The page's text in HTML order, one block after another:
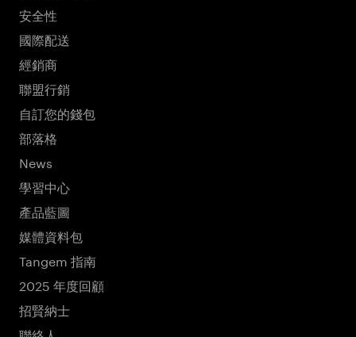
安全性
國際配送
經銷商
聯盟行銷
自訂您的錢包
部落格
News
學習中心
產品藍圖
媒體資料包
Tangem 指南
2025 年度回顧
招賢納士